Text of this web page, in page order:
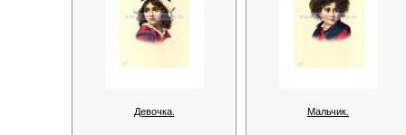
Девочка. Мальчик.